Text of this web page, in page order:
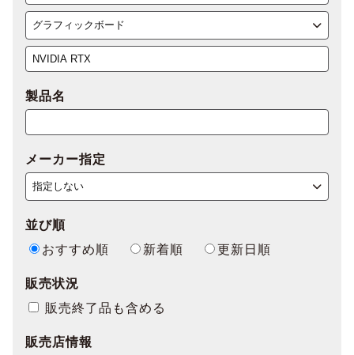
製品名
メーカー指定
並び順
おすすめ順
新着順
更新日順
販売状況
販売終了品も含める
販売店情報